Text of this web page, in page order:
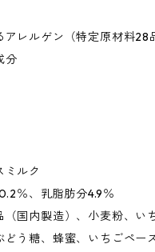
レルゲン（特定原材料28
分
ミルク
％、乳脂肪分4.9％
（国内製造）、小麦粉、い
どう糖、蜂蜜、いちごペー